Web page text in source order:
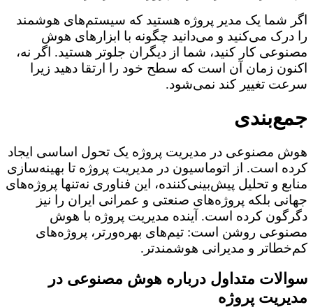
اگر شما یک مدیر پروژه هستید که سیستم‌های هوشمند
را درک می‌کنید و می‌دانید چگونه با ابزارهای هوش
مصنوعی کار کنید، شما از دیگران جلوتر هستید. اگر نه،
اکنون زمان آن است که سطح خود را ارتقا دهید زیرا
سرعت تغییر کند نمی‌شود.
جمع‌بندی
هوش مصنوعی در مدیریت پروژه یک تحول اساسی ایجاد
کرده است. از اتوماسیون در مدیریت پروژه تا بهینه‌سازی
منابع و تحلیل پیش‌بینی‌کننده، این فناوری نه‌تنها پروژه‌های
جهانی بلکه پروژه‌های صنعتی و عمرانی ایران را نیز
دگرگون کرده است. آینده مدیریت پروژه با هوش
مصنوعی روشن است: تیم‌های بهره‌ورتر، پروژه‌های
کم‌خطاتر و مدیرانی هوشمندتر.
سوالات متداول درباره هوش مصنوعی در
مدیریت پروژه